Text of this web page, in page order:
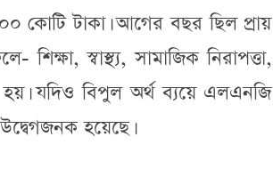
কোটি টাকা। আগের বছর ছিল প্রায়
স্বাস্থ্য, সামাজিক নিরাপত্তা,
যদিও বিপুল অর্থ ব্যয়ে এলএনজি
হয়েছে।